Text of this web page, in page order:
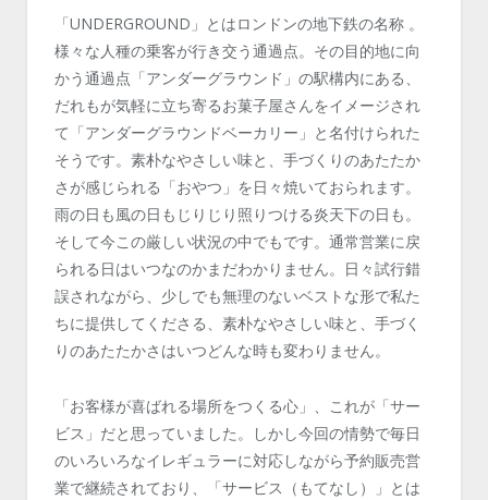
「UNDERGROUND」とはロンドンの地下鉄の名称 。
様々な人種の乗客が行き交う通過点。その目的地に向
かう通過点「アンダーグラウンド」の駅構内にある、
だれもが気軽に立ち寄るお菓子屋さんをイメージされ
て「アンダーグラウンドベーカリー」と名付けられた
そうです。素朴なやさしい味と、手づくりのあたたか
さが感じられる「おやつ」を日々焼いておられます。
雨の日も風の日もじりじり照りつける炎天下の日も。
そして今この厳しい状況の中でもです。通常営業に戻
られる日はいつなのかまだわかりません。日々試行錯
誤されながら、少しでも無理のないベストな形で私た
ちに提供してくださる、素朴なやさしい味と、手づく
りのあたたかさはいつどんな時も変わりません。
「お客様が喜ばれる場所をつくる心」、これが「サー
ビス」だと思っていました。しかし今回の情勢で毎日
のいろいろなイレギュラーに対応しながら予約販売営
業で継続されており、「サービス（もてなし）」とは